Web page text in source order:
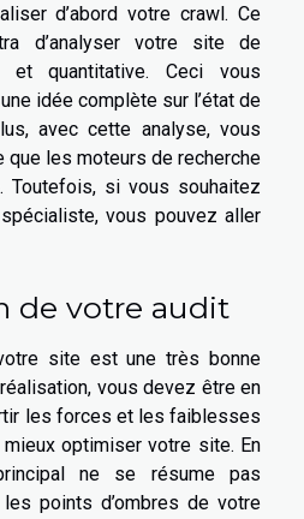
d’abord votre crawl. Ce
d’analyser votre site de
et quantitative. Ceci vous
idée complète sur l’état de
avec cette analyse, vous
que les moteurs de recherche
Toutefois, si vous souhaitez
vous pouvez aller
de votre audit
site est une très bonne
vous devez être en
les forces et les faiblesses
optimiser votre site. En
ne se résume pas
points d’ombres de votre